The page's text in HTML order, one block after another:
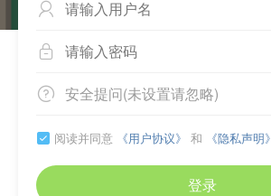


 安全提问(未设置请忽略)
 阅读并同意 《用户协议》 和 《隐私声明》
登录